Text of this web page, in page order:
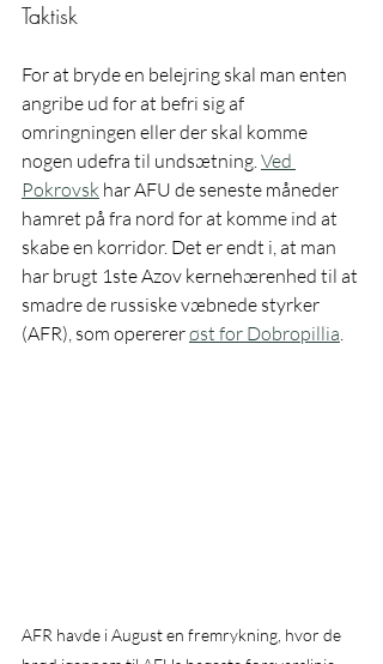
Taktisk
For at bryde en belejring skal man enten
angribe ud for at befri sig af
omringningen eller der skal komme
nogen udefra til undsætning. Ved
Pokrovsk har AFU de seneste måneder
hamret på fra nord for at komme ind at
skabe en korridor. Det er endt i, at man
har brugt 1ste Azov kernehærenhed til at
smadre de russiske væbnede styrker
(AFR), som opererer øst for Dobropillia.
AFR havde i August en fremrykning, hvor de